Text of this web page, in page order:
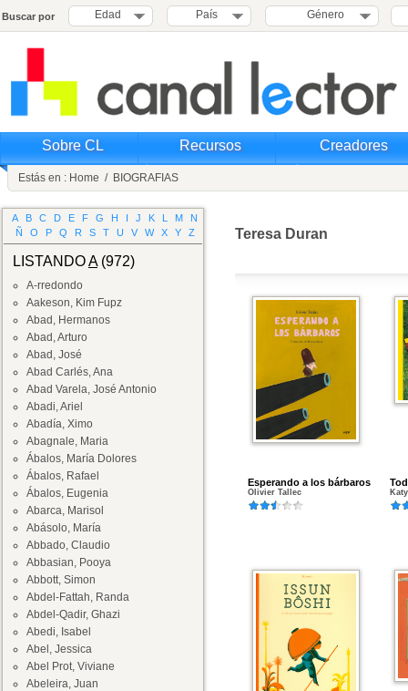
Buscar por Edad País Género
Sobre CL Recursos Creadores
Estás en : Home / BIOGRAFIAS
A B C D E F G H I J K L M
N
Ñ
O P Q R S T U V W X Y Z
LISTANDOA(972)
A-rredondo
Aakeson, Kim Fupz
Abad, Hermanos
Abad, Arturo
Abad, José
Abad Carlés, Ana
Abad Varela, José Antonio
Abadi, Ariel
Abadía, Ximo
Abagnale, Maria
Ábalos, María Dolores
Ábalos, Rafael
Ábalos, Eugenia
Abarca, Marisol
Abásolo, María
Abbado, Claudio
Abbasian, Pooya
Abbott, Simon
Abdel-Fattah, Randa
Abdel-Qadir, Ghazi
Abedi, Isabel
Abel, Jessica
Abel Prot, Viviane
Abeleira, Juan
Teresa Duran
Esperando a los bárbaros
Olivier Tallec